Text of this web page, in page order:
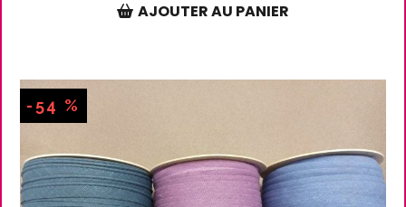
AJOUTER AU PANIER
-54 %